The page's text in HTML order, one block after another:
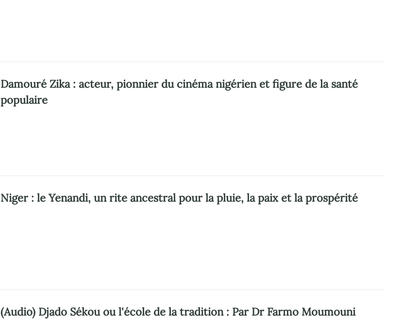
Damouré Zika : acteur, pionnier du cinéma nigérien et figure de la santé
populaire
Niger : le Yenandi, un rite ancestral pour la pluie, la paix et la prospérité
(Audio) Djado Sékou ou l'école de la tradition : Par Dr Farmo Moumouni